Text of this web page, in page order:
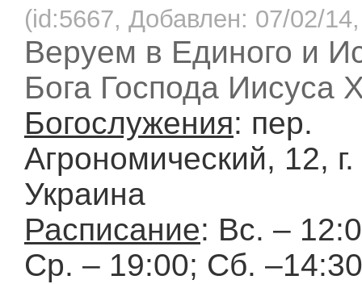
(id:5667, Добавлен: 07/02/
Веруем в Единого и
Бога Господа Иисуса
Богослужения: пер.
Агрономический, 12,
Украина
Расписание: Вс. –
Ср. – 19:00; Сб.